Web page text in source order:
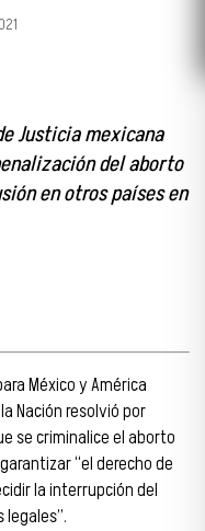
Justicia mexicana
del aborto
en otros países en
México y América
Nación resolvió por
se criminalice el aborto
“el derecho de
la interrupción del